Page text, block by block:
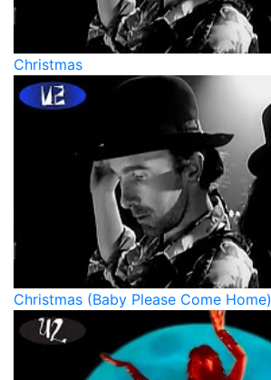
Christmas
Christmas (Baby Please Come Home)